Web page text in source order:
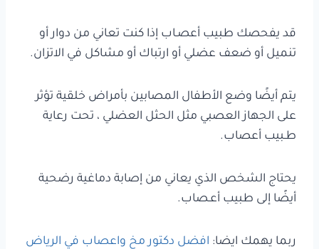
قد يفحصك طبيب أعصـاب إذا كنت تعاني من دوار أو
تنميل أو ضعف عضلي أو ارتباك أو مشاكل في الاتزان.
يتم أيضًا وضع الأطفال المصابين بأمراض خلقية تؤثر
على الجهاز العصبي مثل الحثل العضلي ، تحت رعاية
طـبيب أعصاب.
يحتاج الشخص الذي يعاني من إصابة دماغية رضحية
أيضًا إلى طبيب أعـصاب.
ربما يهمك ايضا: افضل دكتور مخ واعصاب في الرياض